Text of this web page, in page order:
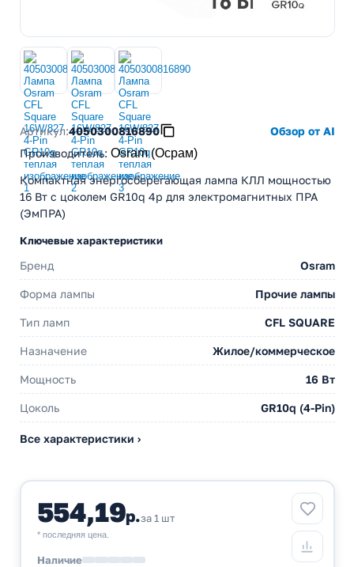
Артикул:4050300816890
Обзор от AI
Производитель: Osram (Осрам)
Компактная энергосберегающая лампа КЛЛ мощностью
16 Вт с цоколем GR10q 4p для электромагнитных ПРА
(ЭмПРА)
Ключевые характеристики
Бренд Osram
Форма лампы Прочие лампы
Тип ламп CFL SQUARE
Назначение Жилое/коммерческое
Мощность 16 Вт
Цоколь GR10q (4-Pin)
Все характеристики ›
554,19р.за 1 шт
* последняя цена.
Наличие